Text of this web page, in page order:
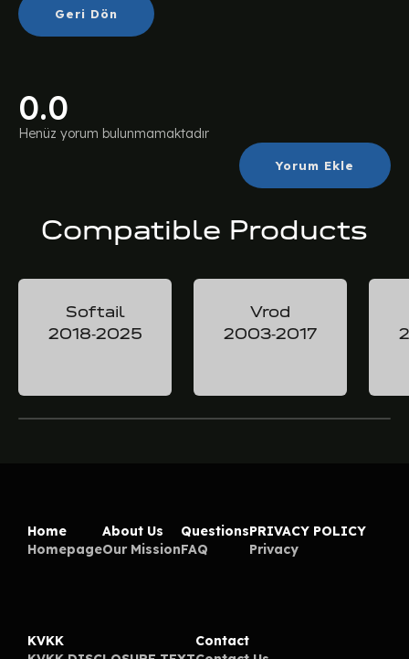
Geri Dön
0.0
Henüz yorum bulunmamaktadır
Yorum Ekle
Compatible Products
Softail
2018-2025
Vrod
2003-2017
Home
Homepage
About Us
Our Mission
Questions
FAQ
PRIVACY POLICY
Privacy
KVKK
Contact